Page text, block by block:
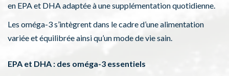
en EPA et DHA adaptée à une supplémentation quotidienne.
Les oméga-3 s’intègrent dans le cadre d’une alimentation
variée et équilibrée ainsi qu’un mode de vie sain.
EPA et DHA : des oméga-3 essentiels